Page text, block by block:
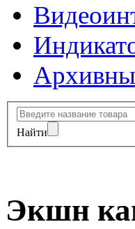
Найти
Экшн